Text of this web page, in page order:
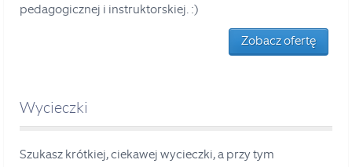
pedagogicznej i instruktorskiej. :)
Zobacz ofertę
Wycieczki
Szukasz krótkiej, ciekawej wycieczki, a przy tym